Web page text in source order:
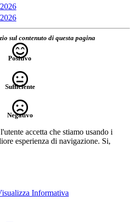
sul contenuto di questa pagina
Positivo
Sufficiente
Negativo
accetta che stiamo usando i
esperienza di navigazione. Si,
Informativa